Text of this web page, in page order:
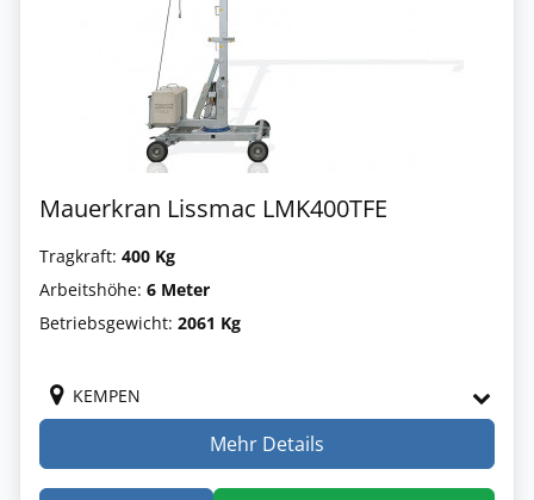
Mauerkran Lissmac LMK400TFE
Tragkraft: 400 Kg
Arbeitshöhe: 6 Meter
Betriebsgewicht: 2061 Kg
KEMPEN
Mehr Details